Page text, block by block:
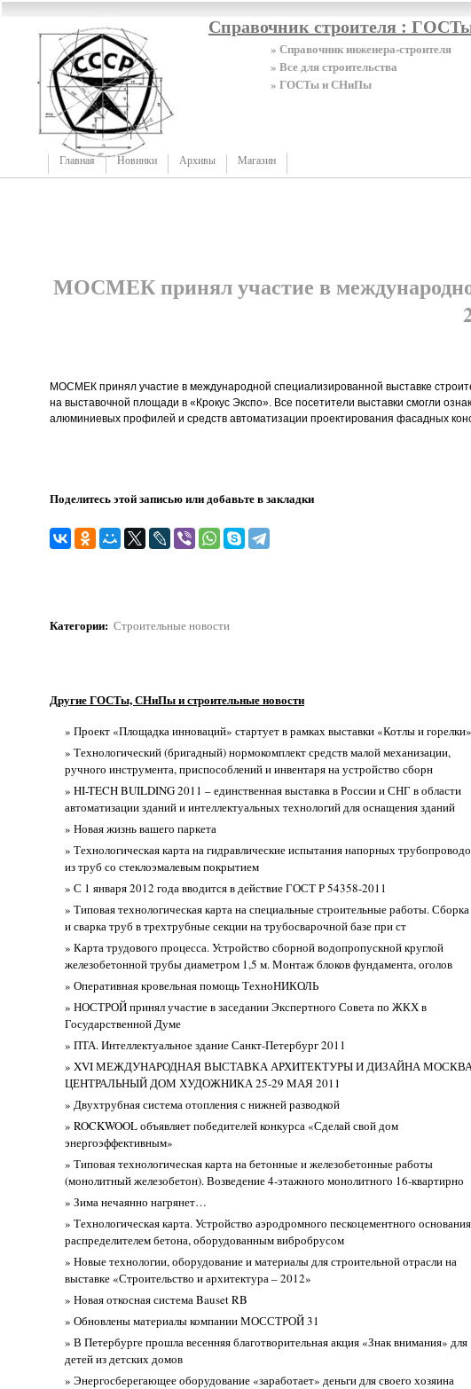
Справочник строителя :
» Справочник инженера-строителя
» Все для строительства
» ГОСТы и СНиПы
Главная Новинки Архивы Магазин
МОСМЕК принял участие в
МОСМЕК принял участие в международной специализированной выставке
на выставочной площади в «Крокус Экспо». Все посетители выставки смогли
алюминиевых профилей и средств автоматизации проектирования фасадных
Поделитесь этой записью или добавьте в закладки
Категории: Строительные новости
Другие ГОСТы, СНиПы и строительные новости
» Проект «Площадка инноваций» стартует в рамках выставки «Котлы и
» Технологический (бригадный) нормокомплект средств малой механизации,
ручного инструмента, приспособлений и инвентаря на устройство сборн
» HI-TECH BUILDING 2011 – единственная выставка в России и СНГ в области
автоматизации зданий и интеллектуальных технологий для оснащения зданий
» Новая жизнь вашего паркета
» Технологическая карта на гидравлические испытания напорных
из труб со стеклоэмалевым покрытием
» С 1 января 2012 года вводится в действие ГОСТ Р 54358-2011
» Типовая технологическая карта на специальные строительные работы. Сборка
и сварка труб в трехтрубные секции на трубосварочной базе при ст
» Карта трудового процесса. Устройство сборной водопропускной круглой
железобетонной трубы диаметром 1,5 м. Монтаж блоков фундамента, оголов
» Оперативная кровельная помощь ТехноНИКОЛЬ
» НОСТРОЙ принял участие в заседании Экспертного Совета по ЖКХ в
Государственной Думе
» ПТА. Интеллектуальное здание Санкт-Петербург 2011
» XVI МЕЖДУНАРОДНАЯ ВЫСТАВКА АРХИТЕКТУРЫ И ДИЗАЙНА
ЦЕНТРАЛЬНЫЙ ДОМ ХУДОЖНИКА 25-29 МАЯ 2011
» Двухтрубная система отопления с нижней разводкой
» ROCKWOOL объявляет победителей конкурса «Сделай свой дом
энергоэффективным»
» Типовая технологическая карта на бетонные и железобетонные работы
(монолитный железобетон). Возведение 4-этажного монолитного 16-квартирно
» Зима нечаянно нагрянет…
» Технологическая карта. Устройство аэродромного пескоцементного основания
распределителем бетона, оборудованным вибробрусом
» Новые технологии, оборудование и материалы для строительной отрасли на
выставке «Строительство и архитектура – 2012»
» Новая откосная система Bauset RB
» Обновлены материалы компании МОССТРОЙ 31
» В Петербурге прошла весенняя благотворительная акция «Знак внимания» для
детей из детских домов
» Энергосберегающее оборудование «заработает» деньги для своего хозяина